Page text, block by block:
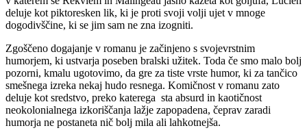
deluje kot piktoresken lik, ki je proti svoji volji ujet v mnoge
dogodivščine, ki se jim sam ne zna izogniti.
Zgoščeno dogajanje v romanu je začinjeno s svojevrstnim
humorjem, ki ustvarja poseben bralski užitek. Toda če smo malo bolj
pozorni, kmalu ugotovimo, da gre za tiste vrste humor, ki za tančico
smešnega izreka nekaj hudo resnega. Komičnost v romanu zato
deluje kot sredstvo, preko katerega sta absurd in kaotičnost
neokolonialnega izkoriščanja lažje zapopadena, čeprav zaradi
humorja ne postaneta nič bolj mila ali lahkotnejša.